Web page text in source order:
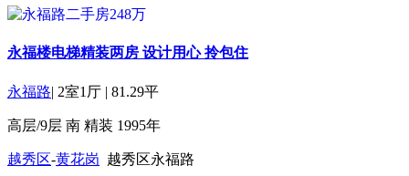
永福楼电梯精装两房 设计用心 拎包住
永福路| 2室1厅 | 81.29平
高层/9层 南 精装 1995年
越秀区-黄花岗 越秀区永福路